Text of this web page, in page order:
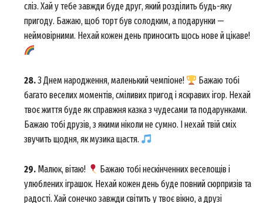
сліз. Хай у тебе завжди буде друг, який розділить будь-яку
пригоду. Бажаю, щоб торт був солодким, а подарунки —
неймовірними. Нехай кожен день приносить щось нове й цікаве!
28.З Днем народження, маленький чемпіоне!
Бажаю тобі
багато веселих моментів, сміливих пригод і яскравих ігор. Нехай
твоє життя буде як справжня казка з чудесами та подарунками.
Бажаю тобі друзів, з якими ніколи не сумно. І нехай твій сміх
звучить щодня, як музика щастя.
29. Малюк, вітаю!
Бажаю тобі нескінченних веселощів і
улюблених іграшок. Нехай кожен день буде повний сюрпризів та
радості. Хай сонечко завжди світить у твоє вікно, а друзі